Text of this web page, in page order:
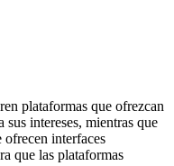
plataformas que ofrezcan
intereses, mientras que
ofrecen interfaces
que las plataformas